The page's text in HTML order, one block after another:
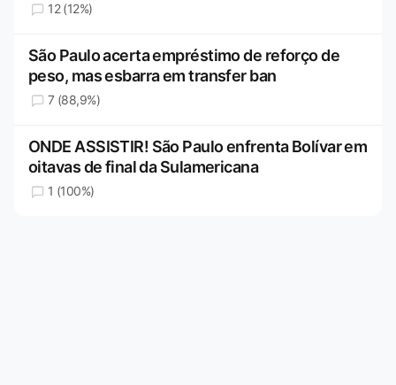
12 (12%)
São Paulo acerta empréstimo de reforço de
peso, mas esbarra em transfer ban
7 (88,9%)
ONDE ASSISTIR! São Paulo enfrenta Bolívar em
oitavas de final da Sulamericana
1 (100%)